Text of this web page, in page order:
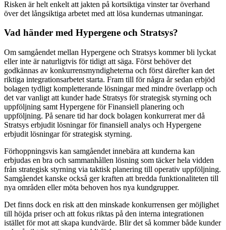
Risken är helt enkelt att jakten på kortsiktiga vinster tar överhand
över det långsiktiga arbetet med att lösa kundernas utmaningar.
Vad händer med Hypergene och Stratsys?
Om samgåendet mellan Hypergene och Stratsys kommer bli lyckat
eller inte är naturligtvis för tidigt att säga. Först behöver det
godkännas av konkurrensmyndigheterna och först därefter kan det
riktiga integrationsarbetet starta. Fram till för några år sedan erbjöd
bolagen tydligt kompletterande lösningar med mindre överlapp och
det var vanligt att kunder hade Stratsys för strategisk styrning och
uppföljning samt Hypergene för Finansiell planering och
uppföljning. På senare tid har dock bolagen konkurrerat mer då
Stratsys erbjudit lösningar för finansiell analys och Hypergene
erbjudit lösningar för strategisk styrning.
Förhoppningsvis kan samgåendet innebära att kunderna kan
erbjudas en bra och sammanhållen lösning som täcker hela vidden
från strategisk styrning via taktisk planering till operativ uppföljning.
Samgåendet kanske också ger kraften att bredda funktionaliteten till
nya områden eller möta behoven hos nya kundgrupper.
Det finns dock en risk att den minskade konkurrensen ger möjlighet
till höjda priser och att fokus riktas på den interna integrationen
istället för mot att skapa kundvärde. Blir det så kommer både kunder